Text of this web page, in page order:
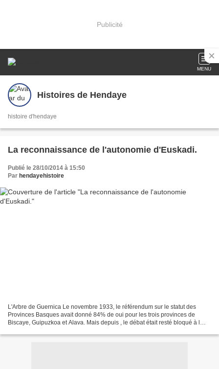
Publicité
MENU
Histoires de Hendaye
histoire d'hendaye
La reconnaissance de l'autonomie d'Euskadi.
Publié le 28/10/2014 à 15:50
Par hendayehistoire
L'Arbre de Guernica Le novembre 1933, le référendum sur le statut des
Provinces Basques avait donné 84% de oui pour les trois provinces de
Biscaye, Guipuzkoa et Alava. Mais depuis , le débat était resté bloqué à l